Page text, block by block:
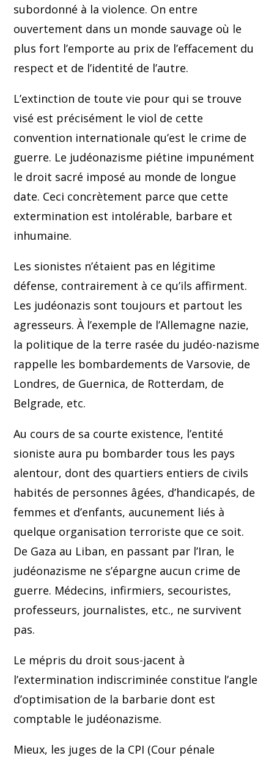
subordonné à la violence. On entre
ouvertement dans un monde sauvage où le
plus fort l’emporte au prix de l’effacement du
respect et de l’identité de l’autre.
L’extinction de toute vie pour qui se trouve
visé est précisément le viol de cette
convention internationale qu’est le crime de
guerre. Le judéonazisme piétine impunément
le droit sacré imposé au monde de longue
date. Ceci concrètement parce que cette
extermination est intolérable, barbare et
inhumaine.
Les sionistes n’étaient pas en légitime
défense, contrairement à ce qu’ils affirment.
Les judéonazis sont toujours et partout les
agresseurs. À l’exemple de l’Allemagne nazie,
la politique de la terre rasée du judéo-nazisme
rappelle les bombardements de Varsovie, de
Londres, de Guernica, de Rotterdam, de
Belgrade, etc.
Au cours de sa courte existence, l’entité
sioniste aura pu bombarder tous les pays
alentour, dont des quartiers entiers de civils
habités de personnes âgées, d’handicapés, de
femmes et d’enfants, aucunement liés à
quelque organisation terroriste que ce soit.
De Gaza au Liban, en passant par l’Iran, le
judéonazisme ne s’épargne aucun crime de
guerre. Médecins, infirmiers, secouristes,
professeurs, journalistes, etc., ne survivent
pas.
Le mépris du droit sous-jacent à
l’extermination indiscriminée constitue l’angle
d’optimisation de la barbarie dont est
comptable le judéonazisme.
Mieux, les juges de la CPI (Cour pénale